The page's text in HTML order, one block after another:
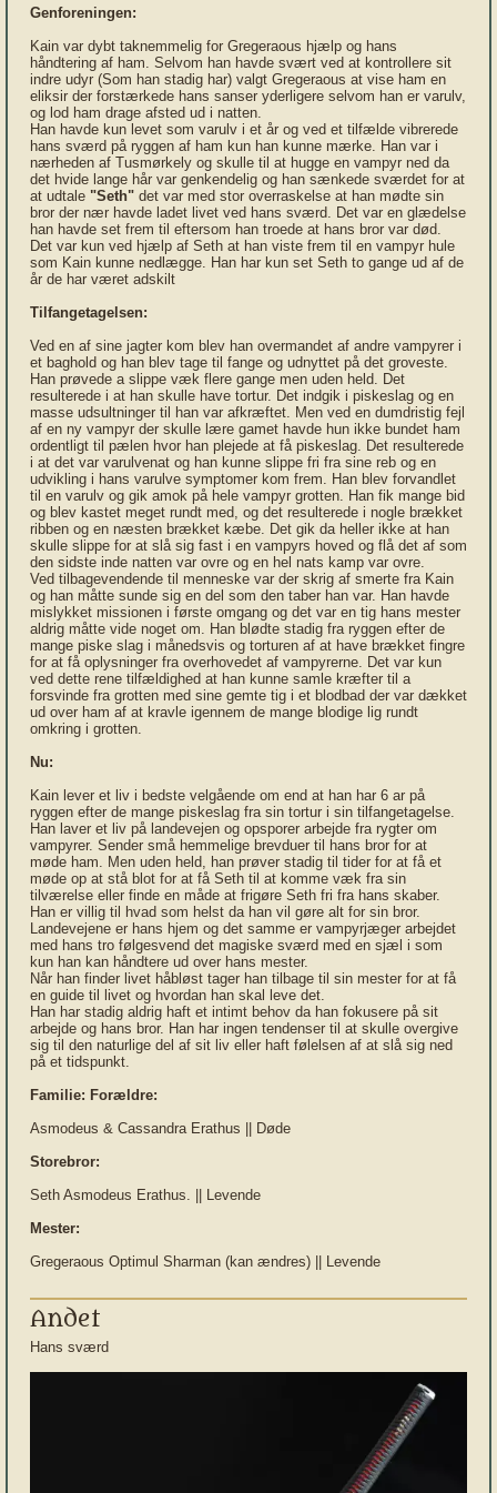
Genforeningen:
Kain var dybt taknemmelig for Gregeraous hjælp og hans
håndtering af ham. Selvom han havde svært ved at kontrollere sit
indre udyr (Som han stadig har) valgt Gregeraous at vise ham en
eliksir der forstærkede hans sanser yderligere selvom han er varulv,
og lod ham drage afsted ud i natten.
Han havde kun levet som varulv i et år og ved et tilfælde vibrerede
hans sværd på ryggen af ham kun han kunne mærke. Han var i
nærheden af Tusmørkely og skulle til at hugge en vampyr ned da
det hvide lange hår var genkendelig og han sænkede sværdet for at
at udtale "Seth" det var med stor overraskelse at han mødte sin
bror der nær havde ladet livet ved hans sværd. Det var en glædelse
han havde set frem til eftersom han troede at hans bror var død.
Det var kun ved hjælp af Seth at han viste frem til en vampyr hule
som Kain kunne nedlægge. Han har kun set Seth to gange ud af de
år de har været adskilt
Tilfangetagelsen:
Ved en af sine jagter kom blev han overmandet af andre vampyrer i
et baghold og han blev tage til fange og udnyttet på det groveste.
Han prøvede a slippe væk flere gange men uden held. Det
resulterede i at han skulle have tortur. Det indgik i piskeslag og en
masse udsultninger til han var afkræftet. Men ved en dumdristig fejl
af en ny vampyr der skulle lære gamet havde hun ikke bundet ham
ordentligt til pælen hvor han plejede at få piskeslag. Det resulterede
i at det var varulvenat og han kunne slippe fri fra sine reb og en
udvikling i hans varulve symptomer kom frem. Han blev forvandlet
til en varulv og gik amok på hele vampyr grotten. Han fik mange bid
og blev kastet meget rundt med, og det resulterede i nogle brækket
ribben og en næsten brækket kæbe. Det gik da heller ikke at han
skulle slippe for at slå sig fast i en vampyrs hoved og flå det af som
den sidste inde natten var ovre og en hel nats kamp var ovre.
Ved tilbagevendende til menneske var der skrig af smerte fra Kain
og han måtte sunde sig en del som den taber han var. Han havde
mislykket missionen i første omgang og det var en tig hans mester
aldrig måtte vide noget om. Han blødte stadig fra ryggen efter de
mange piske slag i månedsvis og torturen af at have brækket fingre
for at få oplysninger fra overhovedet af vampyrerne. Det var kun
ved dette rene tilfældighed at han kunne samle kræfter til a
forsvinde fra grotten med sine gemte tig i et blodbad der var dækket
ud over ham af at kravle igennem de mange blodige lig rundt
omkring i grotten.
Nu:
Kain lever et liv i bedste velgående om end at han har 6 ar på
ryggen efter de mange piskeslag fra sin tortur i sin tilfangetagelse.
Han laver et liv på landevejen og opsporer arbejde fra rygter om
vampyrer. Sender små hemmelige brevduer til hans bror for at
møde ham. Men uden held, han prøver stadig til tider for at få et
møde op at stå blot for at få Seth til at komme væk fra sin
tilværelse eller finde en måde at frigøre Seth fri fra hans skaber.
Han er villig til hvad som helst da han vil gøre alt for sin bror.
Landevejene er hans hjem og det samme er vampyrjæger arbejdet
med hans tro følgesvend det magiske sværd med en sjæl i som
kun han kan håndtere ud over hans mester.
Når han finder livet håbløst tager han tilbage til sin mester for at få
en guide til livet og hvordan han skal leve det.
Han har stadig aldrig haft et intimt behov da han fokusere på sit
arbejde og hans bror. Han har ingen tendenser til at skulle overgive
sig til den naturlige del af sit liv eller haft følelsen af at slå sig ned
på et tidspunkt.
Familie: Forældre:
Asmodeus & Cassandra Erathus || Døde
Storebror:
Seth Asmodeus Erathus. || Levende
Mester:
Gregeraous Optimul Sharman (kan ændres) || Levende
Andet
Hans sværd